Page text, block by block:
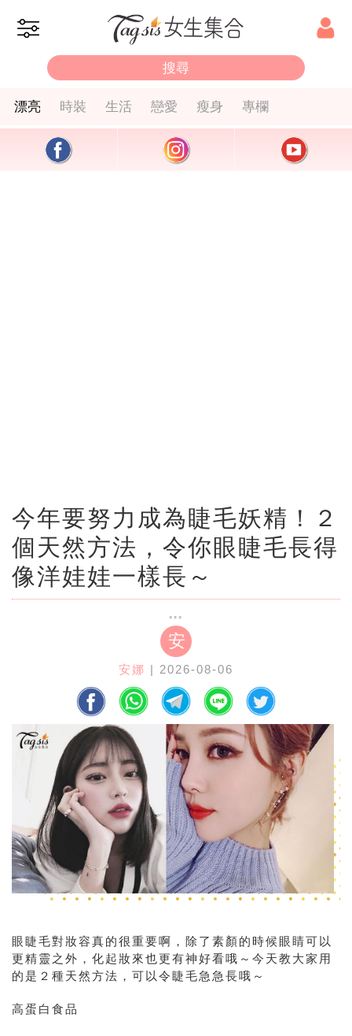
漂亮 時裝 生活 戀愛 瘦身 專欄
今年要努力成為睫毛妖精！２
個天然方法，令你眼睫毛長得
像洋娃娃一樣長～
安
安娜 | 2026-08-06
眼睫毛對妝容真的很重要啊，除了素顏的時候眼睛可以
更精靈之外，化起妝來也更有神好看哦～今天教大家用
的是２種天然方法，可以令睫毛急急長哦～
高蛋白食品